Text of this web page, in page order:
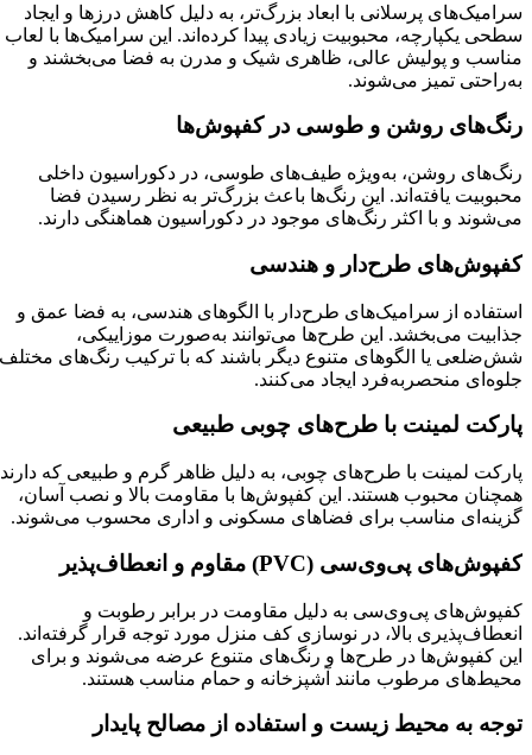
سرامیک‌های پرسلانی با ابعاد بزرگ‌تر، به دلیل کاهش درزها و ایجاد
سطحی یکپارچه، محبوبیت زیادی پیدا کرده‌اند. این سرامیک‌ها با لعاب
مناسب و پولیش عالی، ظاهری شیک و مدرن به فضا می‌بخشند و
به‌راحتی تمیز می‌شوند.
رنگ‌های روشن و طوسی در کفپوش‌ها
رنگ‌های روشن، به‌ویژه طیف‌های طوسی، در دکوراسیون داخلی
محبوبیت یافته‌اند. این رنگ‌ها باعث بزرگ‌تر به نظر رسیدن فضا
می‌شوند و با اکثر رنگ‌های موجود در دکوراسیون هماهنگی دارند.
کفپوش‌های طرح‌دار و هندسی
استفاده از سرامیک‌های طرح‌دار با الگوهای هندسی، به فضا عمق و
جذابیت می‌بخشد. این طرح‌ها می‌توانند به‌صورت موزاییکی،
شش‌ضلعی یا الگوهای متنوع دیگر باشند که با ترکیب رنگ‌های مختلف،
جلوه‌ای منحصربه‌فرد ایجاد می‌کنند.
پارکت لمینت با طرح‌های چوبی طبیعی
پارکت لمینت با طرح‌های چوبی، به دلیل ظاهر گرم و طبیعی که دارند،
همچنان محبوب هستند. این کفپوش‌ها با مقاومت بالا و نصب آسان،
گزینه‌ای مناسب برای فضاهای مسکونی و اداری محسوب می‌شوند. ​
کفپوش‌های پی‌وی‌سی (PVC) مقاوم و انعطاف‌پذیر
کفپوش‌های پی‌وی‌سی به دلیل مقاومت در برابر رطوبت و
انعطاف‌پذیری بالا، در نوسازی کف منزل مورد توجه قرار گرفته‌اند.
این کفپوش‌ها در طرح‌ها و رنگ‌های متنوع عرضه می‌شوند و برای
محیط‌های مرطوب مانند آشپزخانه و حمام مناسب هستند.
توجه به محیط زیست و استفاده از مصالح پایدار